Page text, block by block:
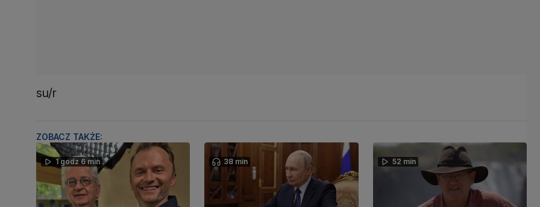
su/r
ZOBACZ TAKŻE:
1 godz 6 min 38 min 52 min